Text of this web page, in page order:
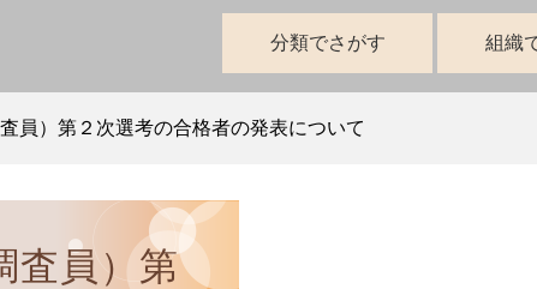
分類でさがす 組織
員）第２次選考の合格者の発表について
査員）第